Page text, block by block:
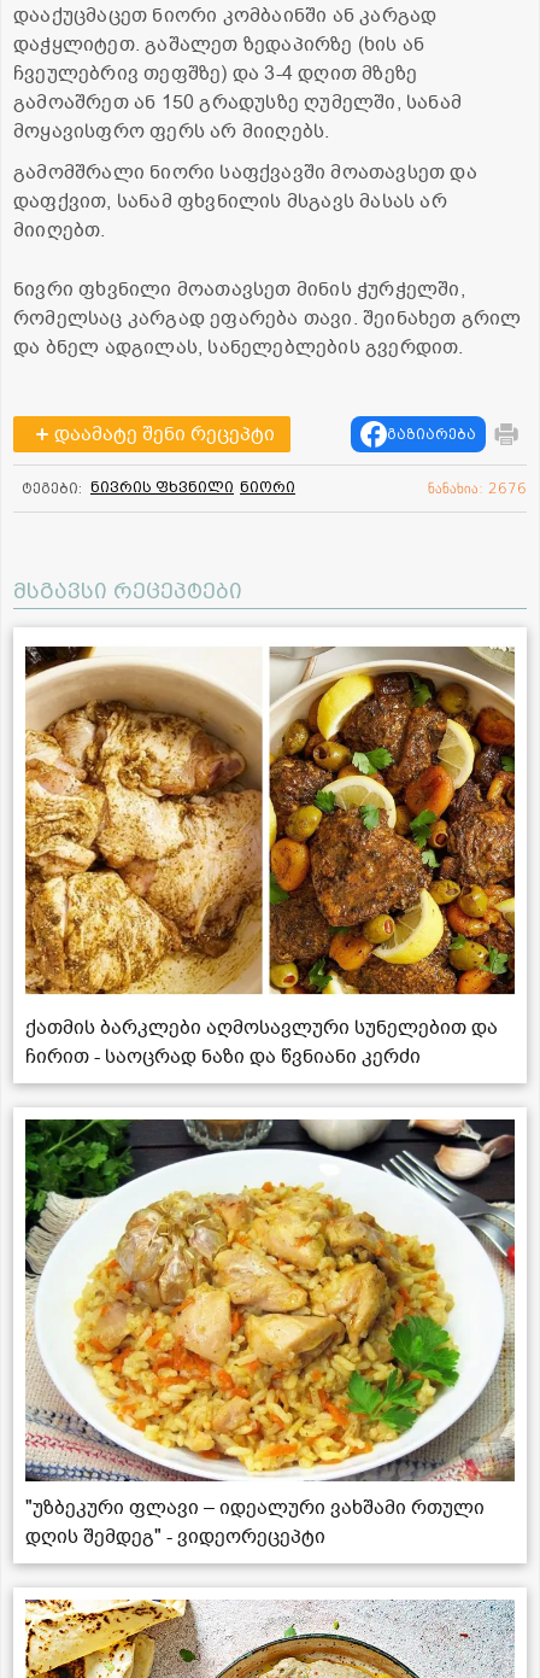
დააქუცმაცეთ ნიორი კომბაინში ან კარგად
დაჭყლიტეთ. გაშალეთ ზედაპირზე (ხის ან
ჩვეულებრივ თეფშზე) და 3-4 დღით მზეზე
გამოაშრეთ ან 150 გრადუსზე ღუმელში, სანამ
მოყავისფრო ფერს არ მიიღებს.
გამომშრალი ნიორი საფქვავში მოათავსეთ და
დაფქვით, სანამ ფხვნილის მსგავს მასას არ
მიიღებთ.
ნივრი ფხვნილი მოათავსეთ მინის ჭურჭელში,
რომელსაც კარგად ეფარება თავი. შეინახეთ გრილ
და ბნელ ადგილას, სანელებლების გვერდით.
დაამატე შენი რეცეპტი გაზიარება
ტეგები: ნივრის ფხვნილი ნიორი ნანახია: 2676
მსგავსი რეცეპტები
ქათმის ბარკლები აღმოსავლური სუნელებით და
ჩირით - საოცრად ნაზი და წვნიანი კერძი
"უზბეკური ფლავი – იდეალური ვახშამი რთული
დღის შემდეგ" - ვიდეორეცეპტი